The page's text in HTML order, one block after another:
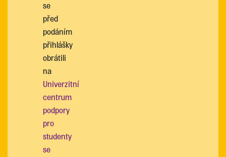
se
před
podáním
přihlášky
obrátili
na
Univerzitní
centrum
podpory
pro
studenty
se